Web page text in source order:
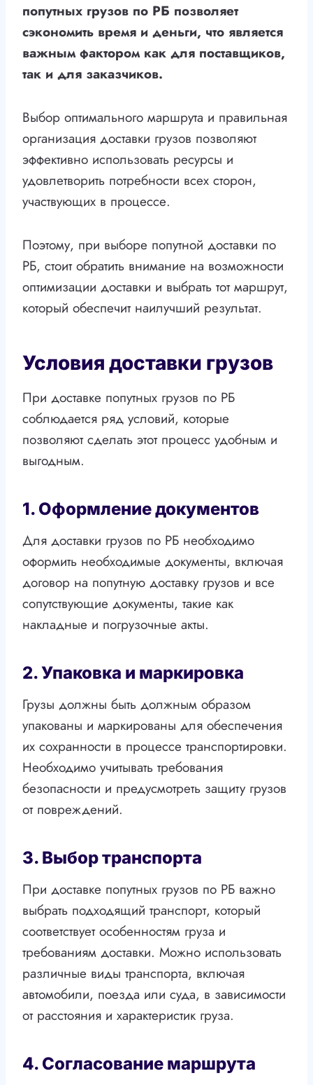
попутных грузов по РБ позволяет
сэкономить время и деньги, что является
важным фактором как для поставщиков,
так и для заказчиков.
Выбор оптимального маршрута и правильная
организация доставки грузов позволяют
эффективно использовать ресурсы и
удовлетворить потребности всех сторон,
участвующих в процессе.
Поэтому, при выборе попутной доставки по
РБ, стоит обратить внимание на возможности
оптимизации доставки и выбрать тот маршрут,
который обеспечит наилучший результат.
Условия доставки грузов
При доставке попутных грузов по РБ
соблюдается ряд условий, которые
позволяют сделать этот процесс удобным и
выгодным.
1. Оформление документов
Для доставки грузов по РБ необходимо
оформить необходимые документы, включая
договор на попутную доставку грузов и все
сопутствующие документы, такие как
накладные и погрузочные акты.
2. Упаковка и маркировка
Грузы должны быть должным образом
упакованы и маркированы для обеспечения
их сохранности в процессе транспортировки.
Необходимо учитывать требования
безопасности и предусмотреть защиту грузов
от повреждений.
3. Выбор транспорта
При доставке попутных грузов по РБ важно
выбрать подходящий транспорт, который
соответствует особенностям груза и
требованиям доставки. Можно использовать
различные виды транспорта, включая
автомобили, поезда или суда, в зависимости
от расстояния и характеристик груза.
4. Согласование маршрута